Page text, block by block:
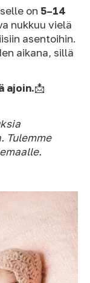
on 5–14
nukkuu vielä
asentoihin.
aikana, sillä
ajoin.📩
Tulemme